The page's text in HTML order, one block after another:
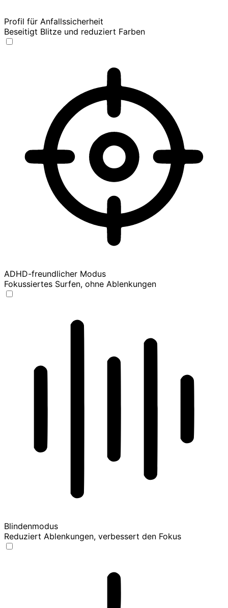
Profil für Anfallssicherheit
Beseitigt Blitze und reduziert Farben
ADHD-freundlicher Modus
Fokussiertes Surfen, ohne Ablenkungen
Blindenmodus
Reduziert Ablenkungen, verbessert den Fokus